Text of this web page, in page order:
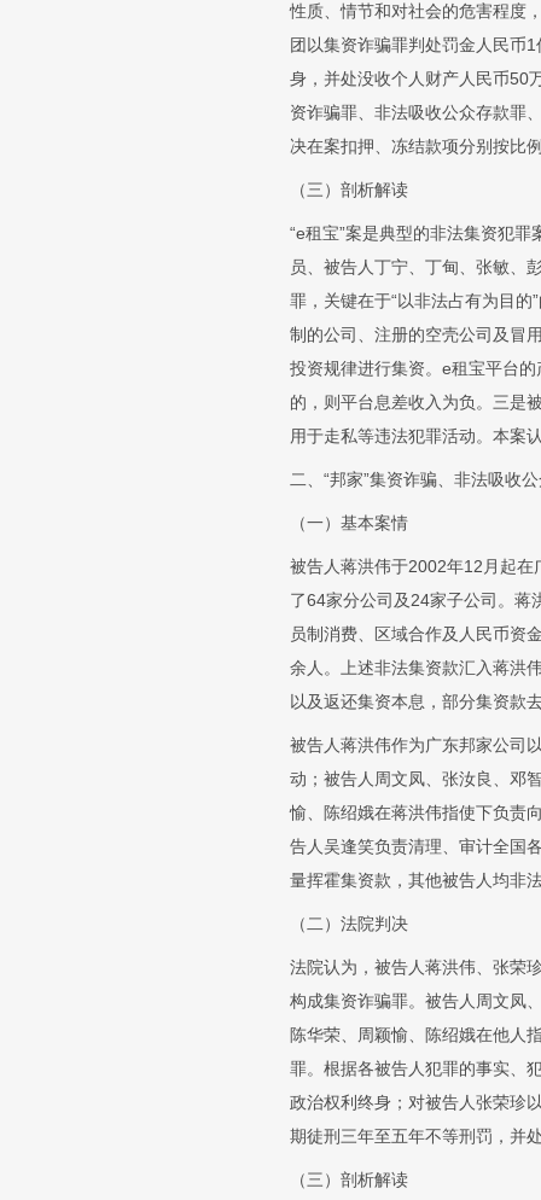
性质、情节和对社会的危害程度
团以集资诈骗罪判处罚金人民币
身，并处没收个人财产人民币50
资诈骗罪、非法吸收公众存款罪
决在案扣押、冻结款项分别按比
（三）剖析解读
“e租宝”案是典型的非法集资犯
员、被告人丁宁、丁甸、张敏、
罪，关键在于“以非法占有为目
制的公司、注册的空壳公司及冒
投资规律进行集资。e租宝平台
的，则平台息差收入为负。三是
用于走私等违法犯罪活动。本案
二、“邦家”集资诈骗、非法吸收
（一）基本案情
被告人蒋洪伟于2002年12月起
了64家分公司及24家子公司。蒋
员制消费、区域合作及人民币资
余人。上述非法集资款汇入蒋洪
以及返还集资本息，部分集资款
被告人蒋洪伟作为广东邦家公司
动；被告人周文凤、张汝良、邓
愉、陈绍娥在蒋洪伟指使下负责
告人吴逢笑负责清理、审计全国
量挥霍集资款，其他被告人均非
（二）法院判决
法院认为，被告人蒋洪伟、张荣
构成集资诈骗罪。被告人周文凤
陈华荣、周颖愉、陈绍娥在他人
罪。根据各被告人犯罪的事实、
政治权利终身；对被告人张荣珍
期徒刑三年至五年不等刑罚，并
（三）剖析解读